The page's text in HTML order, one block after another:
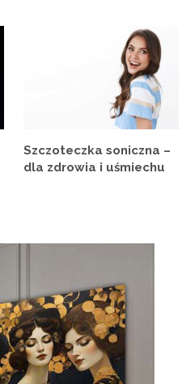
Szczoteczka soniczna –
dla zdrowia i uśmiechu